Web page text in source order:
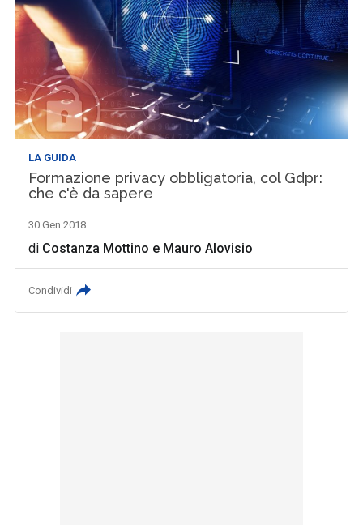
LA GUIDA
Formazione privacy obbligatoria, col Gdpr:
che c'è da sapere
30 Gen 2018
di Costanza Mottino e Mauro Alovisio
Condividi